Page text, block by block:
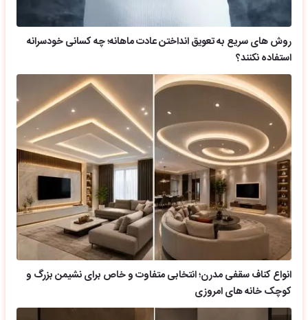
روش های سریع به تعویق انداختن عادت ماهانه؛ چه کسانی خودسرانه
استفاده نکنند؟
انواع کناف سقفی مدرن؛ انتخابی متفاوت و خاص برای نشیمن بزرگ و
کوچک خانه های امروزی